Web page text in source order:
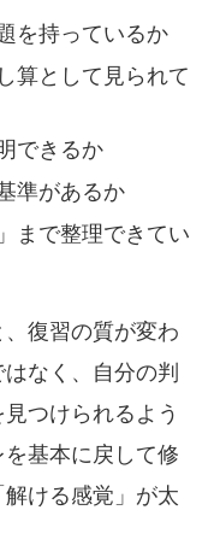
を持っているか
算として見られて
できるか
準があるか
まで整理できてい
復習の質が変わ
なく、自分の判
つけられるよう
基本に戻して修
ける感覚」が太